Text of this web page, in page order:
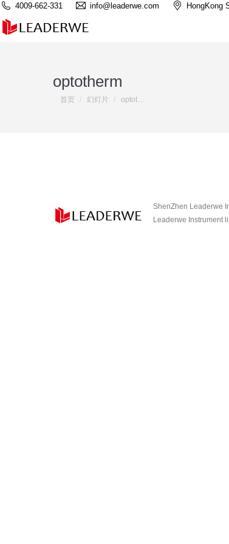
4009-662-331 info@leaderwe.com HongKong
optotherm
您在这里：
首页 幻灯片 optot…
ShenZhen Leaderwe
Leaderwe Instrument